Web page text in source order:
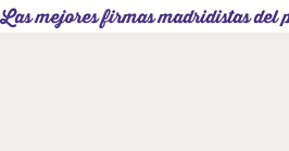
Las mejores firmas madridistas del